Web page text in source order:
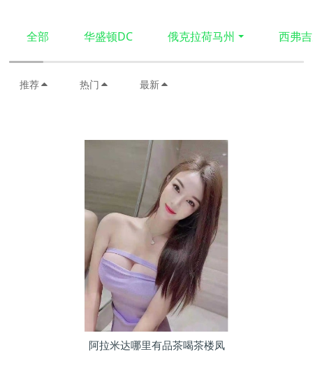
全部 华盛顿DC 俄克拉荷马州 西弗
推荐 热门 最新
阿拉米达哪里有品茶喝茶楼凤